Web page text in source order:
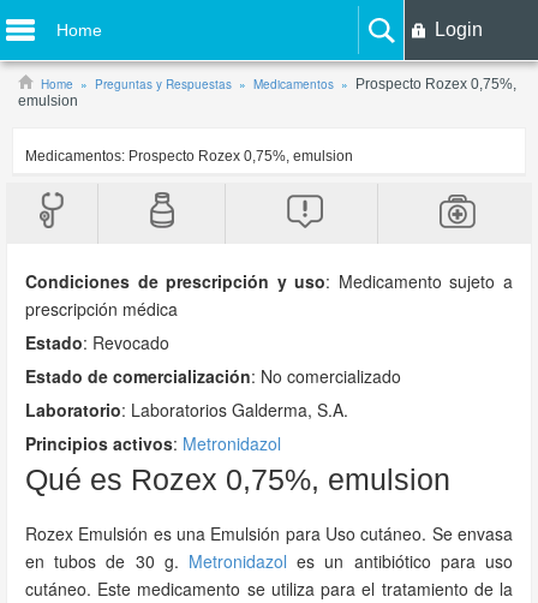
Home Login
Home Preguntas y Respuestas Medicamentos
Prospecto Rozex 0,75%,
emulsion
Medicamentos: Prospecto Rozex 0,75%, emulsion
Condiciones de prescripción y uso: Medicamento sujeto a
prescripción médica
Estado: Revocado
Estado de comercialización: No comercializado
Laboratorio: Laboratorios Galderma, S.A.
Principios activos: Metronidazol
Qué es Rozex 0,75%, emulsion
Rozex Emulsión es una Emulsión para Uso cutáneo. Se envasa
en tubos de 30 g. Metronidazol es un antibiótico para uso
cutáneo. Este medicamento se utiliza para el tratamiento de la